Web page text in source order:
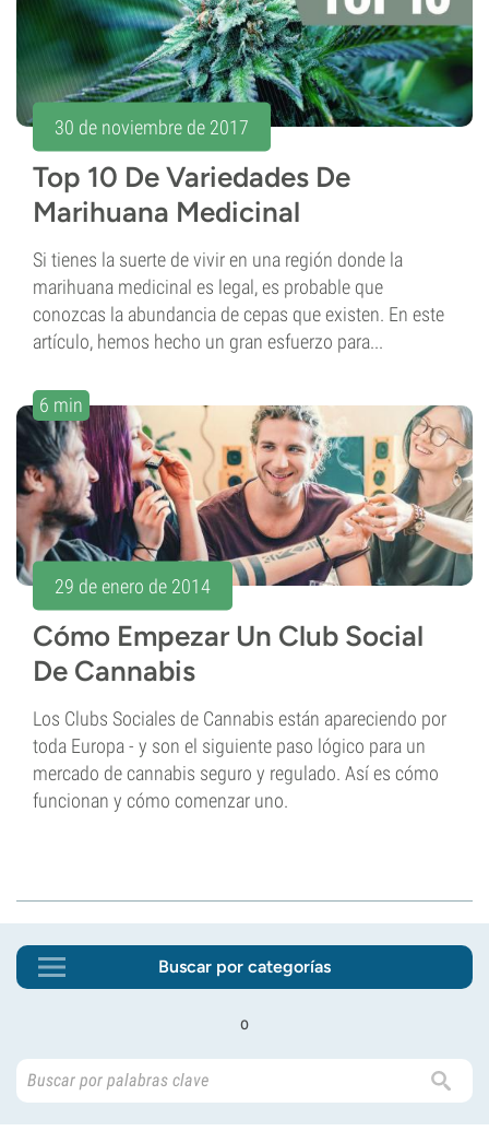
30 de noviembre de 2017
Top 10 De Variedades De
Marihuana Medicinal
Si tienes la suerte de vivir en una región donde la
marihuana medicinal es legal, es probable que
conozcas la abundancia de cepas que existen. En este
artículo, hemos hecho un gran esfuerzo para...
6 min
29 de enero de 2014
Cómo Empezar Un Club Social
De Cannabis
Los Clubs Sociales de Cannabis están apareciendo por
toda Europa - y son el siguiente paso lógico para un
mercado de cannabis seguro y regulado. Así es cómo
funcionan y cómo comenzar uno.
Buscar por categorías
o